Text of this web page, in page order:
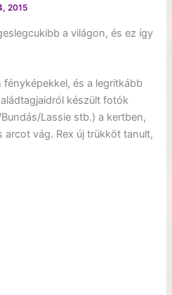
2015
a világon, és ez így
és a legritkább
készült fotók
Lassie stb.) a kertben,
arcot vág. Rex új trükköt tanult,